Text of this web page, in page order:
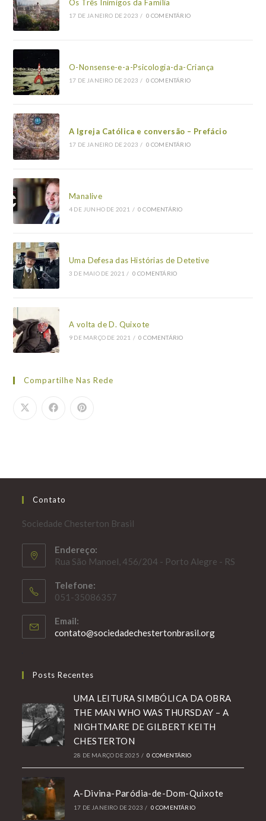
Os Três Inimigos da Família
17 DE JANEIRO DE 2023 / 0 COMENTÁRIO
O-Nonsense-e-a-Psicologia-da-Criança
17 DE JANEIRO DE 2023 / 0 COMENTÁRIO
A Igreja Católica e conversão – Prefácio
17 DE JANEIRO DE 2023 / 0 COMENTÁRIO
Manalive
4 DE JUNHO DE 2021 / 0 COMENTÁRIO
Uma Defesa das Histórias de Detetive
3 DE MAIO DE 2021 / 0 COMENTÁRIO
A volta de D. Quixote
9 DE MARÇO DE 2021 / 0 COMENTÁRIO
Compartilhe Nas Rede
Contato
Sociedade Chesterton Brasil
Endereço:
Rua São Manoel, 456/204 - Porto Alegre - RS
Telefone:
051-35086357
Email:
contato@sociedadechestertonbrasil.orgAbre
Posts Recentes
UMA LEITURA SIMBÓLICA DA OBRA
THE MAN WHO WAS THURSDAY – A
NIGHTMARE DE GILBERT KEITH
CHESTERTON
28 DE MARÇO DE 2025 / 0 COMENTÁRIO
A-Divina-Paródia-de-Dom-Quixote
17 DE JANEIRO DE 2023 / 0 COMENTÁRIO